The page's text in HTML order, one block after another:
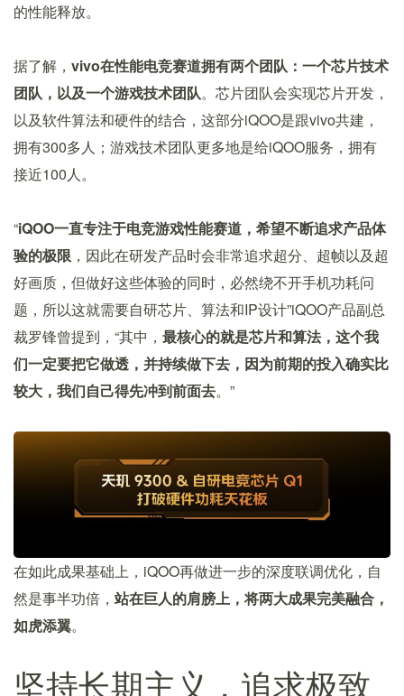
的性能释放。
据了解， vivo在性能电竞赛道拥有两个团队：一个芯片技术
团队，以及一个游戏技术团队。芯片团队会实现芯片开发，
以及软件算法和硬件的结合，这部分iQOO是跟vivo共建，
拥有300多人；游戏技术团队更多地是给iQOO服务，拥有
接近100人。
“iQOO一直专注于电竞游戏性能赛道，希望不断追求产品体
验的极限 ，因此在研发产品时会非常追求超分、超帧以及超
好画质，但做好这些体验的同时，必然绕不开手机功耗问
题，所以这就需要自研芯片、算法和IP设计”iQOO产品副总
裁罗锋曾提到，“其中， 最核心的就是芯片和算法，这个我
们一定要把它做透，并持续做下去，因为前期的投入确实比
较大，我们自己得先冲到前面去。”
在如此成果基础上，iQOO再做进一步的深度联调优化，自
然是事半功倍， 站在巨人的肩膀上，将两大成果完美融合，
如虎添翼。
坚持长期主义，追求极致